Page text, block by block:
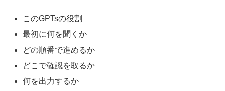
このGPTsの役割
最初に何を聞くか
どの順番で進めるか
どこで確認を取るか
何を出力するか